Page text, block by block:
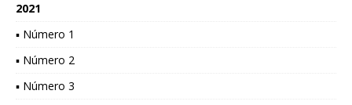
2021
▪ Número 1
▪ Número 2
▪ Número 3